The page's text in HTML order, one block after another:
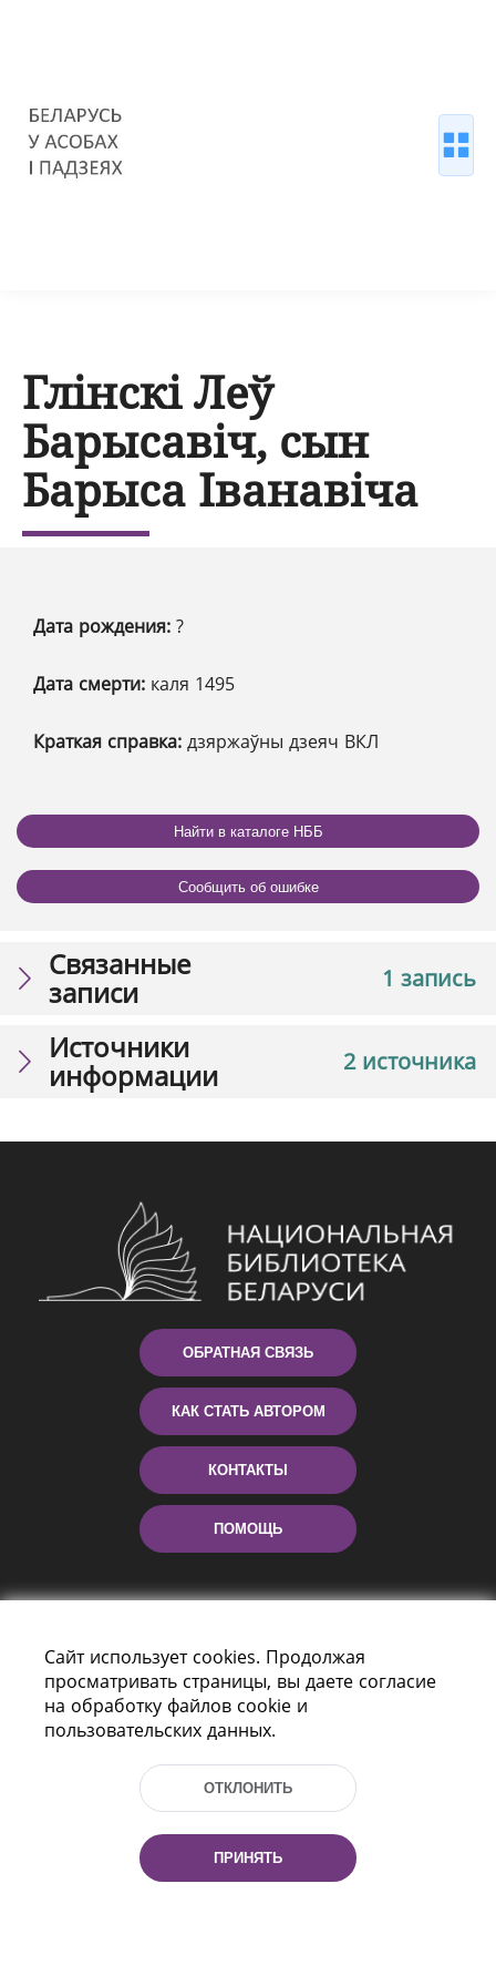
Глінскі Леў
Барысавіч, сын
Барыса Іванавіча
Дата рождения: ?
Дата смерти: каля 1495
Краткая справка: дзяржаўны дзеяч ВКЛ
Найти в каталоге НББ
Сообщить об ошибке
1 запись
Связанные
записи
2 источника
Источники
информации
ОБРАТНАЯ СВЯЗЬ
КАК СТАТЬ АВТОРОМ
КОНТАКТЫ
ПОМОЩЬ
Пр-т Независимости 116
г. Минск, Республика Беларусь, 220114
Тел.: (+375 17) 368 37 37, Факс: (+375 17)
Эл. почта: inbox@nlb.by
Сайт использует cookies. Продолжая
просматривать страницы, вы даете согласие
на обработку файлов cookie и
пользовательских данных.
ОТКЛОНИТЬ
ПРИНЯТЬ